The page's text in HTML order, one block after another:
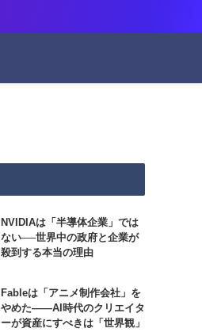
NVIDIAは「半導体企業」では
ない──世界中の政府と企業が
殺到する本当の理由
Fableは「アニメ制作会社」を
やめた――AI時代のクリエイタ
ーが資産にすべきは「世界観」